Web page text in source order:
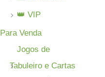
👑 VIP
Para Venda
Jogos de
Tabuleiro e Cartas